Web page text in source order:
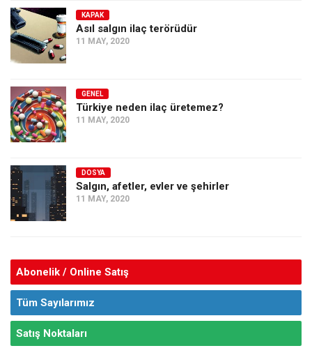
KAPAK
Asıl salgın ilaç terörüdür
11 MAY, 2020
GENEL
Türkiye neden ilaç üretemez?
11 MAY, 2020
DOSYA
Salgın, afetler, evler ve şehirler
11 MAY, 2020
Abonelik / Online Satış
Tüm Sayılarımız
Satış Noktaları